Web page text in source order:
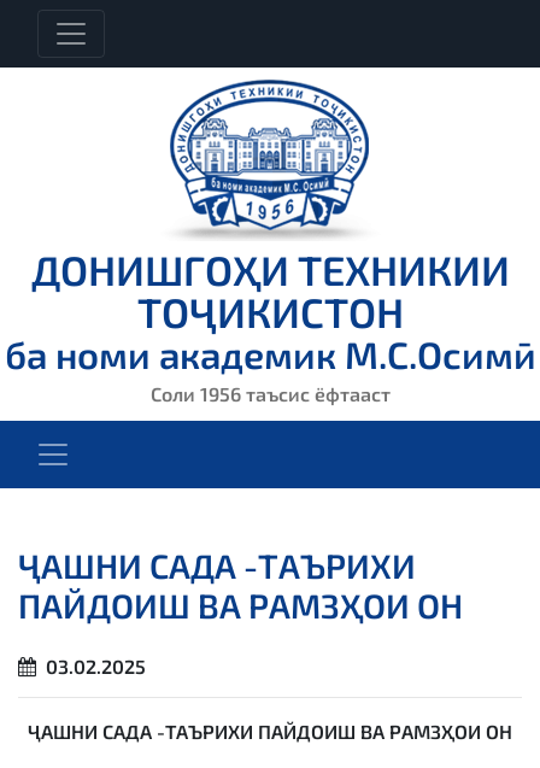
ДОНИШГОҲИ ТЕХНИКИИ
ТОҶИКИСТОН
ба номи академик М.С.Осимӣ
Соли 1956 таъсис ёфтааст
ҶАШНИ САДА -ТАЪРИХИ
ПАЙДОИШ ВА РАМЗҲОИ ОН
03.02.2025
ҶАШНИ САДА -ТАЪРИХИ ПАЙДОИШ ВА РАМЗҲОИ ОН